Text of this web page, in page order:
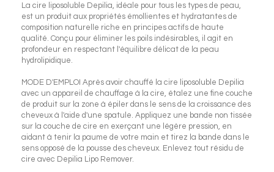
La cire liposoluble Depilia, idéale pour tous les types de peau,
est un produit aux propriétés émollientes et hydratantes de
composition naturelle riche en principes actifs de haute
qualité. Conçu pour éliminer les poils indésirables, il agit en
profondeur en respectant l'équilibre délicat de la peau
hydrolipidique.
MODE D'EMPLOI Après avoir chauffé la cire liposoluble Depilia
avec un appareil de chauffage à la cire, étalez une fine couche
de produit sur la zone à épiler dans le sens de la croissance des
cheveux à l'aide d'une spatule. Appliquez une bande non tissée
sur la couche de cire en exerçant une légère pression, en
aidant à tenir la paume de votre main et tirez la bande dans le
sens opposé de la pousse des cheveux. Enlevez tout résidu de
cire avec Depilia Lipo Remover.